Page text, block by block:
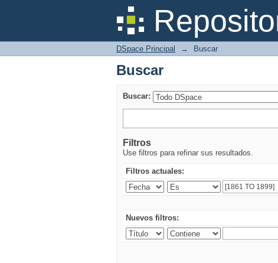
Buscar
DSpace Principal → Buscar
Buscar
Buscar:
Filtros
Use filtros para refinar sus resultados.
Filtros actuales:
Nuevos filtros: